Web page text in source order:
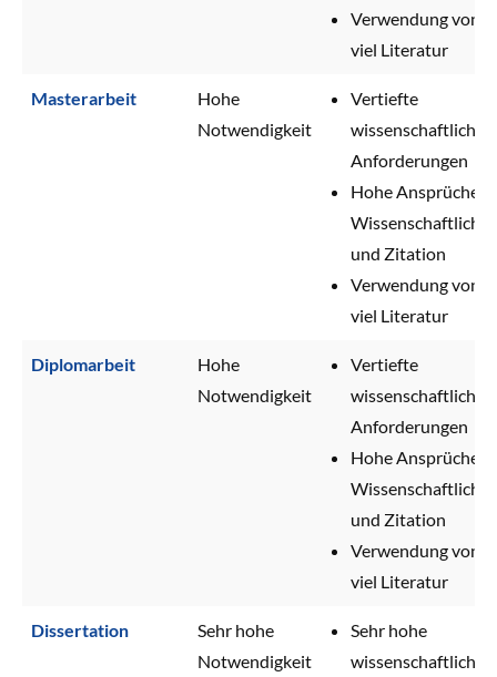
Verwendung von
viel Literatur
Masterarbeit
Hohe
Notwendigkeit
Vertiefte
wissenschaftliche
Anforderungen
Hohe Ansprüche
und Zitation
Verwendung von
viel Literatur
Diplomarbeit
Hohe
Notwendigkeit
Vertiefte
wissenschaftliche
Anforderungen
Hohe Ansprüche
und Zitation
Verwendung von
viel Literatur
Dissertation
Sehr hohe
Notwendigkeit
Sehr hohe
wissenschaftliche